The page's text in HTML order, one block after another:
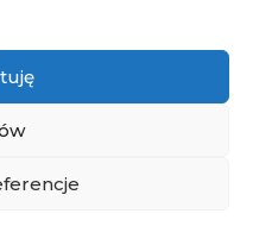
Andrus Markus